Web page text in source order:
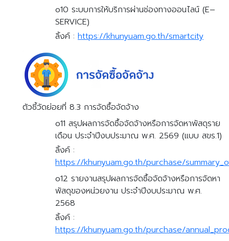
o10 ระบบการให้บริการผ่านช่องทางออนไลน์ (E–
SERVICE)
ลิ้งค์ : https://khunyuam.go.th/smartcity
ตัวชี้วัดย่อยที่ 8.3 การจัดซื้อจัดจ้าง
o11 สรุปผลการจัดซื้อจัดจ้างหรือการจัดหาพัสดุราย
เดือน ประจำปีงบประมาณ พ.ศ. 2569 (แบบ สขร.1)
ลิ้งค์ :
https://khunyuam.go.th/purchase/
o12 รายงานสรุปผลการจัดซื้อจัดจ้างหรือการจัดหา
พัสดุของหน่วยงาน ประจำปีงบประมาณ พ.ศ.
2568
ลิ้งค์ :
https://khunyuam.go.th/purchase/